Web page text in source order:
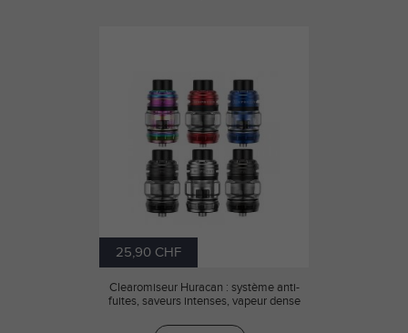
25,90 CHF
Clearomiseur Huracan : système anti-
fuites, saveurs intenses, vapeur dense